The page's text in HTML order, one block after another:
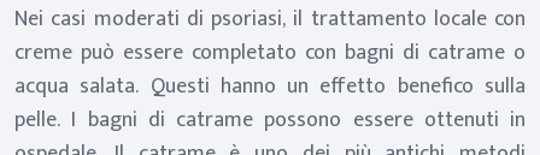
Nei casi moderati di psoriasi, il trattamento locale con
creme può essere completato con bagni di catrame o
acqua salata. Questi hanno un effetto benefico sulla
pelle. I bagni di catrame possono essere ottenuti in